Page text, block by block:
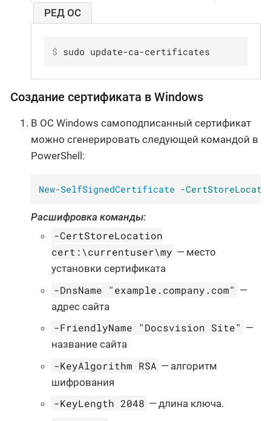
РЕД ОС
$ sudo update-ca-certificates
Создание сертификата в Windows
В ОС Windows самоподписанный сертификат
можно сгенерировать следующей командой в
PowerShell:
New-SelfSignedCertificate -
Расшифровка команды:
-CertStoreLocation
cert:\currentuser\my — место
установки сертификата
-DnsName "example.company.com" —
адрес сайта
-FriendlyName "Docsvision Site" —
название сайта
-KeyAlgorithm RSA — алгоритм
шифрования
-KeyLength 2048 — длина ключа.